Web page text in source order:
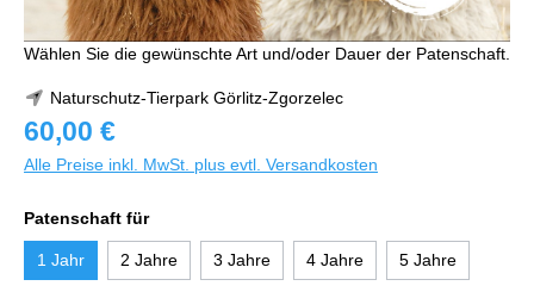
Wählen Sie die gewünschte Art und/oder Dauer der Patenschaft.
Naturschutz-Tierpark Görlitz-Zgorzelec
60,00 €
Alle Preise inkl. MwSt. plus evtl. Versandkosten
Patenschaft für
1 Jahr 2 Jahre 3 Jahre 4 Jahre 5 Jahre